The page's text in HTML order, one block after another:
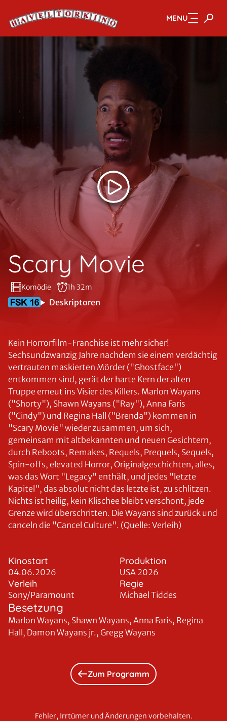
Zum Hauptinhalt springen MENU
Scary Movie
Komödie 1h 32m
Deskriptoren
Kein Horrorfilm-Franchise ist mehr sicher!
Sechsundzwanzig Jahre nachdem sie einem verdächtig
vertrauten maskierten Mörder ("Ghostface")
entkommen sind, gerät der harte Kern der alten
Truppe erneut ins Visier des Killers. Marlon Wayans
("Shorty"), Shawn Wayans ("Ray"), Anna Faris
("Cindy") und Regina Hall ("Brenda") kommen in
"Scary Movie" wieder zusammen, um sich,
gemeinsam mit altbekannten und neuen Gesichtern,
durch Reboots, Remakes, Requels, Prequels, Sequels,
Spin-offs, elevated Horror, Originalgeschichten, alles,
was das Wort "Legacy" enthält, und jedes "letzte
Kapitel", das absolut nicht das letzte ist, zu schlitzen.
Nichts ist heilig, kein Klischee bleibt verschont, jede
Grenze wird überschritten. Die Wayans sind zurück und
canceln die "Cancel Culture". (Quelle: Verleih)
Kinostart
04.06.2026
Produktion
USA 2026
Verleih
Sony/Paramount
Regie
Michael Tiddes
Besetzung
Marlon Wayans, Shawn Wayans, Anna Faris, Regina
Hall, Damon Wayans jr., Gregg Wayans
Zum Programm
Fehler, Irrtümer und Änderungen vorbehalten.